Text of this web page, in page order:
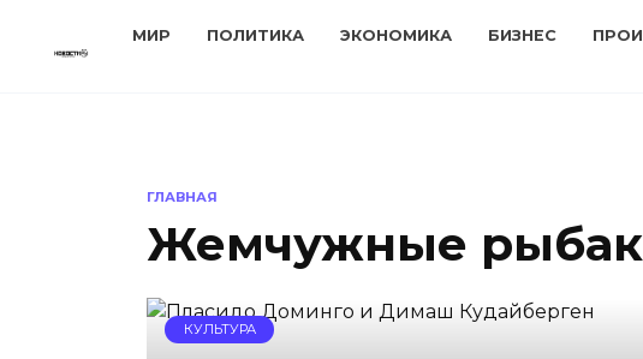
МИР ПОЛИТИКА ЭКОНОМИКА БИЗНЕС
ГЛАВНАЯ
Жемчужные
КУЛЬТУРА